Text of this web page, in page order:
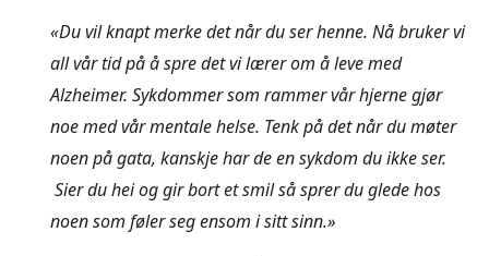
«Du vil knapt merke det når du ser henne. Nå bruker vi
all vår tid på å spre det vi lærer om å leve med
Alzheimer. Sykdommer som rammer vår hjerne gjør
noe med vår mentale helse. Tenk på det når du møter
noen på gata, kanskje har de en sykdom du ikke ser.
Sier du hei og gir bort et smil så sprer du glede hos
noen som føler seg ensom i sitt sinn.»